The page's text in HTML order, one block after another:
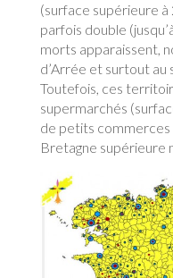
(surface supérieure
parfois double
morts apparaissent,
d’Arrée et surtout au
Toutefois, ces
supermarchés
de petits
Bretagne supérieure